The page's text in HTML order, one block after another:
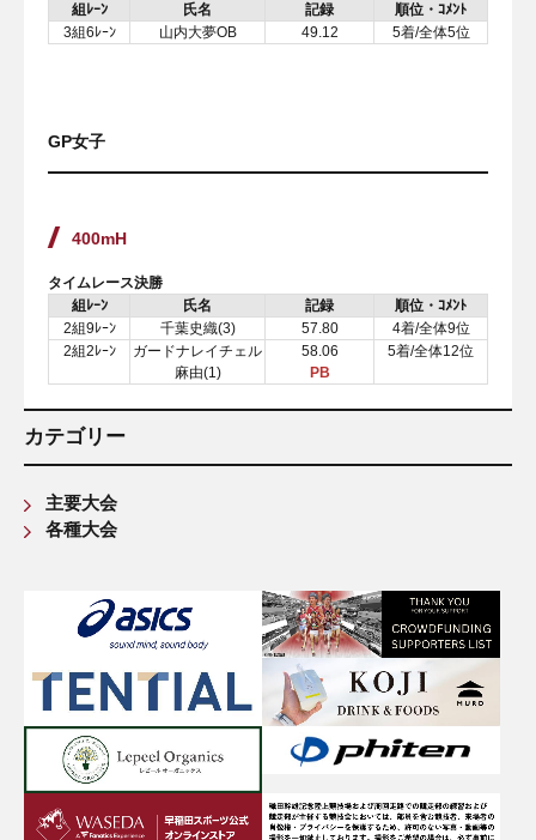
組ﾚｰﾝ
氏名 記録
順位・ｺﾒﾝﾄ
3組6ﾚｰﾝ
山内大夢OB 49.12 5着/全体5位
GP女子
400mH
タイムレース決勝
組ﾚｰﾝ
氏名 記録
順位・ｺﾒﾝﾄ
2組9ﾚｰﾝ
千葉史織(3) 57.80
4着/全体9位
2組2ﾚｰﾝ
ガードナレイチェル
麻由(1)
58.06
PB
5着/全体12位
カテゴリー
主要大会
各種大会